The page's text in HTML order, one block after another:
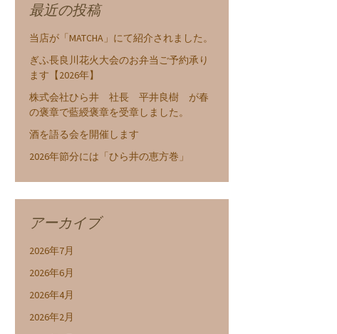
最近の投稿
当店が「MATCHA」にて紹介されました。
ぎふ長良川花火大会のお弁当ご予約承り
ます【2026年】
株式会社ひら井 社長 平井良樹 が春
の褒章で藍綬褒章を受章しました。
酒を語る会を開催します
2026年節分には「ひら井の恵方巻」
アーカイブ
2026年7月
2026年6月
2026年4月
2026年2月